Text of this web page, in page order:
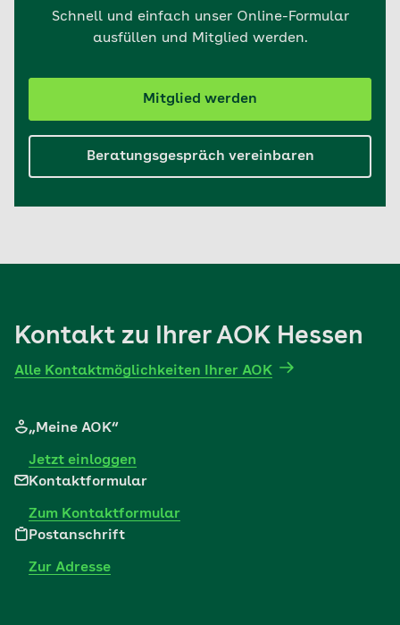
Schnell und einfach unser Online-Formular
ausfüllen und Mitglied werden.
Mitglied werden
Beratungsgespräch vereinbaren
Kontakt zu Ihrer AOK Hessen
Alle Kontaktmöglichkeiten Ihrer AOK
„Meine AOK“
Jetzt einloggen
Kontaktformular
Zum Kontaktformular
Postanschrift
Zur Adresse